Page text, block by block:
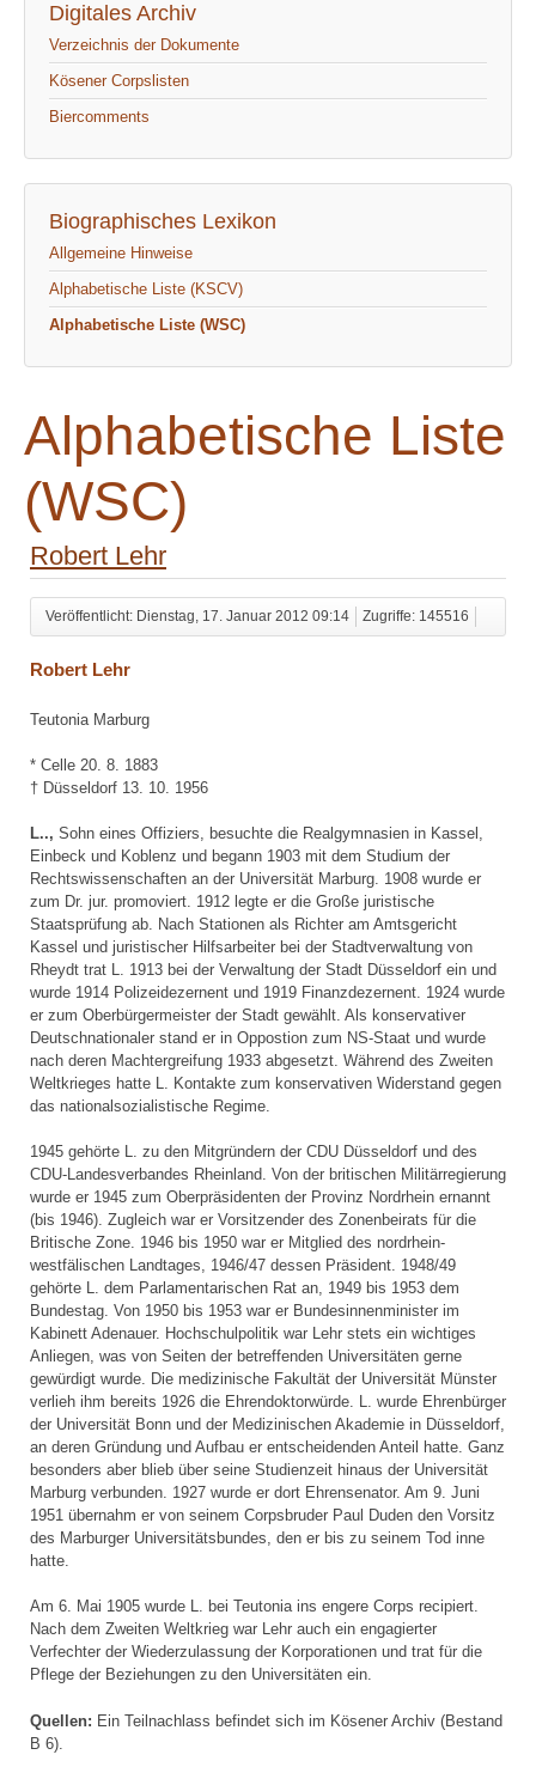
Digitales Archiv
Verzeichnis der Dokumente
Kösener Corpslisten
Biercomments
Biographisches Lexikon
Allgemeine Hinweise
Alphabetische Liste (KSCV)
Alphabetische Liste (WSC)
Alphabetische Liste
(WSC)
Robert Lehr
Veröffentlicht: Dienstag, 17. Januar 2012 09:14 Zugriffe: 145516
Robert Lehr
Teutonia Marburg
* Celle 20. 8. 1883
† Düsseldorf 13. 10. 1956
L.., Sohn eines Offiziers, besuchte die Realgymnasien in Kassel,
Einbeck und Koblenz und begann 1903 mit dem Studium der
Rechtswissenschaften an der Universität Marburg. 1908 wurde er
zum Dr. jur. promoviert. 1912 legte er die Große juristische
Staatsprüfung ab. Nach Stationen als Richter am Amtsgericht
Kassel und juristischer Hilfsarbeiter bei der Stadtverwaltung von
Rheydt trat L. 1913 bei der Verwaltung der Stadt Düsseldorf ein und
wurde 1914 Polizeidezernent und 1919 Finanzdezernent. 1924 wurde
er zum Oberbürgermeister der Stadt gewählt. Als konservativer
Deutschnationaler stand er in Oppostion zum NS-Staat und wurde
nach deren Machtergreifung 1933 abgesetzt. Während des Zweiten
Weltkrieges hatte L. Kontakte zum konservativen Widerstand gegen
das nationalsozialistische Regime.
1945 gehörte L. zu den Mitgründern der CDU Düsseldorf und des
CDU-Landesverbandes Rheinland. Von der britischen Militärregierung
wurde er 1945 zum Oberpräsidenten der Provinz Nordrhein ernannt
(bis 1946). Zugleich war er Vorsitzender des Zonenbeirats für die
Britische Zone. 1946 bis 1950 war er Mitglied des nordrhein-
westfälischen Landtages, 1946/47 dessen Präsident. 1948/49
gehörte L. dem Parlamentarischen Rat an, 1949 bis 1953 dem
Bundestag. Von 1950 bis 1953 war er Bundesinnenminister im
Kabinett Adenauer. Hochschulpolitik war Lehr stets ein wichtiges
Anliegen, was von Seiten der betreffenden Universitäten gerne
gewürdigt wurde. Die medizinische Fakultät der Universität Münster
verlieh ihm bereits 1926 die Ehrendoktorwürde. L. wurde Ehrenbürger
der Universität Bonn und der Medizinischen Akademie in Düsseldorf,
an deren Gründung und Aufbau er entscheidenden Anteil hatte. Ganz
besonders aber blieb über seine Studienzeit hinaus der Universität
Marburg verbunden. 1927 wurde er dort Ehrensenator. Am 9. Juni
1951 übernahm er von seinem Corpsbruder Paul Duden den Vorsitz
des Marburger Universitätsbundes, den er bis zu seinem Tod inne
hatte.
Am 6. Mai 1905 wurde L. bei Teutonia ins engere Corps recipiert.
Nach dem Zweiten Weltkrieg war Lehr auch ein engagierter
Verfechter der Wiederzulassung der Korporationen und trat für die
Pflege der Beziehungen zu den Universitäten ein.
Quellen: Ein Teilnachlass befindet sich im Kösener Archiv (Bestand
B 6).